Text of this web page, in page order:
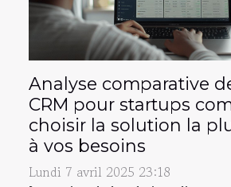
Analyse comparative
CRM pour startups
choisir la solution la
à vos besoins
Lundi 7 avril 2025 23:18